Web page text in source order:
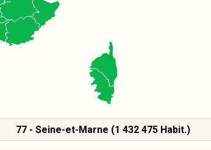
77 - Seine-et-Marne (1 432 475 Habit.)